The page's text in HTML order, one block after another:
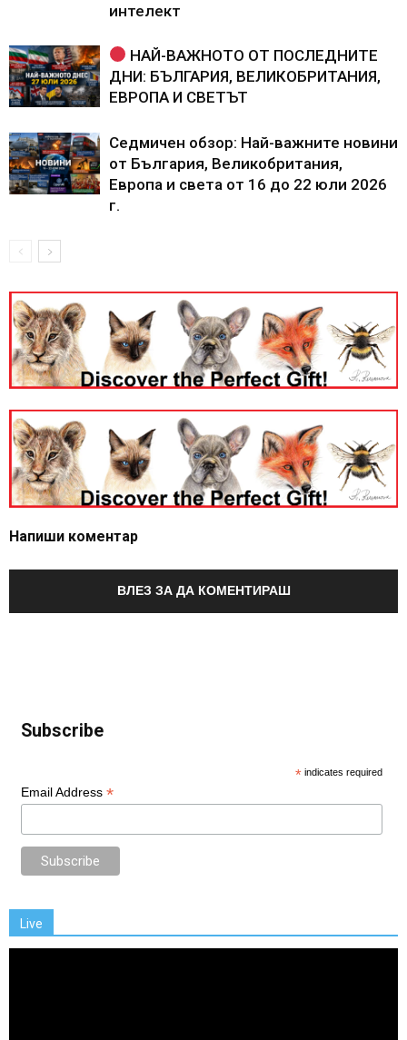
интелект
НАЙ-ВАЖНОТО ОТ ПОСЛЕДНИТЕ
ДНИ: БЪЛГАРИЯ, ВЕЛИКОБРИТАНИЯ,
ЕВРОПА И СВЕТЪТ
Седмичен обзор: Най-важните новини
от България, Великобритания,
Европа и света от 16 до 22 юли 2026
г.
Напиши коментар
ВЛЕЗ ЗА ДА КОМЕНТИРАШ
Subscribe
* indicates required
Email Address *
Live